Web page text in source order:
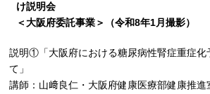
け説明会
＜大阪府委託事業＞（令和8年1月撮影）
説明①「大阪府における糖尿病性腎症重症化
て」
講師：山﨑良仁・大阪府健康医療部健康推